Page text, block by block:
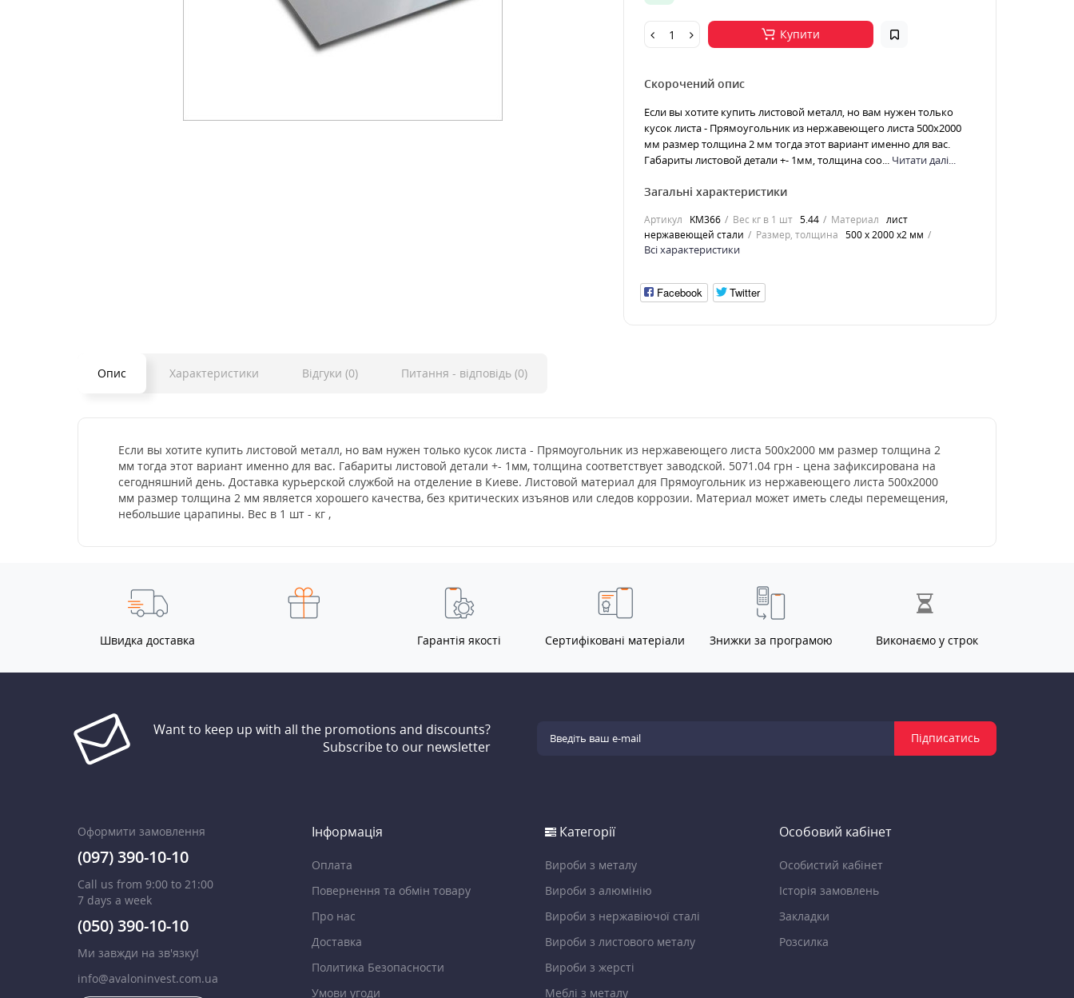
Купити
Скорочений опис
Если вы хотите купить листовой металл, но вам нужен только
кусок листа - Прямоугольник из нержавеющего листа 500х2000
мм размер толщина 2 мм тогда этот вариант именно для вас.
Габариты листовой детали +- 1мм, толщина соо... Читати далі...
Загальні характеристики
Артикул KM366 Вес кг в 1 шт 5.44 Материал лист
нержавеющей стали
Размер, толщина 500 х 2000 х2 мм
Всі характеристики
Facebook Twitter
Опис Характеристики Відгуки (0) Питання - відповідь (0)
Если вы хотите купить листовой металл, но вам нужен только кусок листа - Прямоугольник из нержавеющего листа 500х2000 мм размер толщина 2
мм тогда этот вариант именно для вас. Габариты листовой детали +- 1мм, толщина соответствует заводской. 5071.04 грн - цена зафиксирована на
сегодняшний день. Доставка курьерской службой на отделение в Киеве. Листовой материал для Прямоугольник из нержавеющего листа 500х2000
мм размер толщина 2 мм является хорошего качества, без критических изъянов или следов коррозии. Материал может иметь следы перемещения,
небольшие царапины. Вес в 1 шт - кг ,
Швидка доставка Гарантія якості Сертифіковані матеріали Знижки за програмою Виконаємо у строк
Want to keep up with all the promotions and discounts?
Subscribe to our newsletter
Підписатись
Оформити замовлення
(097) 390-10-10
Call us from 9:00 to 21:00
7 days a week
(050) 390-10-10
Ми завжди на зв'язку!
info@avaloninvest.com.ua
Інформація
Оплата
Повернення та обмін товару
Про нас
Доставка
Политика Безопасности
Умови угоди
Категорії
Вироби з металу
Вироби з алюмінію
Вироби з нержавіючої сталі
Вироби з листового металу
Вироби з жерсті
Меблі з металу
Особовий кабінет
Особистий кабінет
Історія замовлень
Закладки
Розсилка